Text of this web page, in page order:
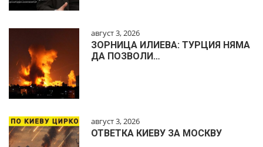
август 3, 2026
ЗОРНИЦА ИЛИЕВА: ТУРЦИЯ НЯМА
ДА ПОЗВОЛИ…
август 3, 2026
ОТВЕТКА КИЕВУ ЗА МОСКВУ